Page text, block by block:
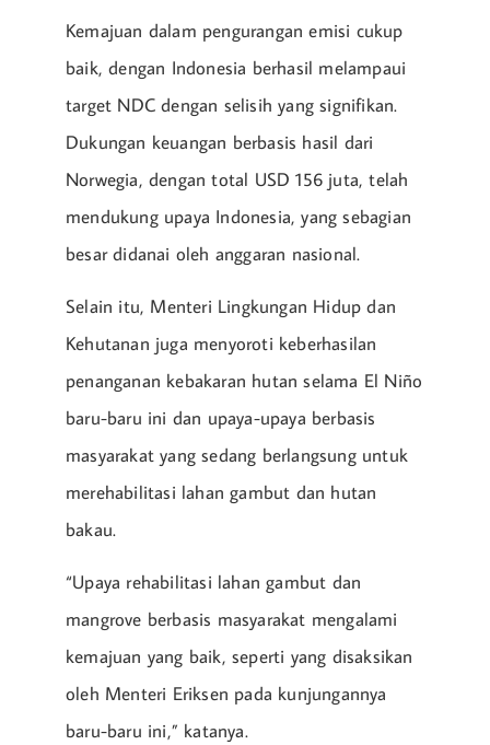
Kemajuan dalam pengurangan emisi cukup
baik, dengan Indonesia berhasil melampaui
target NDC dengan selisih yang signifikan.
Dukungan keuangan berbasis hasil dari
Norwegia, dengan total USD 156 juta, telah
mendukung upaya Indonesia, yang sebagian
besar didanai oleh anggaran nasional.
Selain itu, Menteri Lingkungan Hidup dan
Kehutanan juga menyoroti keberhasilan
penanganan kebakaran hutan selama El Niño
baru-baru ini dan upaya-upaya berbasis
masyarakat yang sedang berlangsung untuk
merehabilitasi lahan gambut dan hutan
bakau.
“Upaya rehabilitasi lahan gambut dan
mangrove berbasis masyarakat mengalami
kemajuan yang baik, seperti yang disaksikan
oleh Menteri Eriksen pada kunjungannya
baru-baru ini,” katanya.